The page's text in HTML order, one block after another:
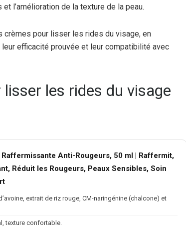
l’amélioration de la texture de la peau.
pour lisser les rides du visage, en
efficacité prouvée et leur compatibilité avec
les rides du visage
Anti-Rougeurs, 50 ml | Raffermit,
Réduit les Rougeurs, Peaux Sensibles, Soin
extrait de riz rouge, CM-naringénine (chalcone) et
texture confortable.